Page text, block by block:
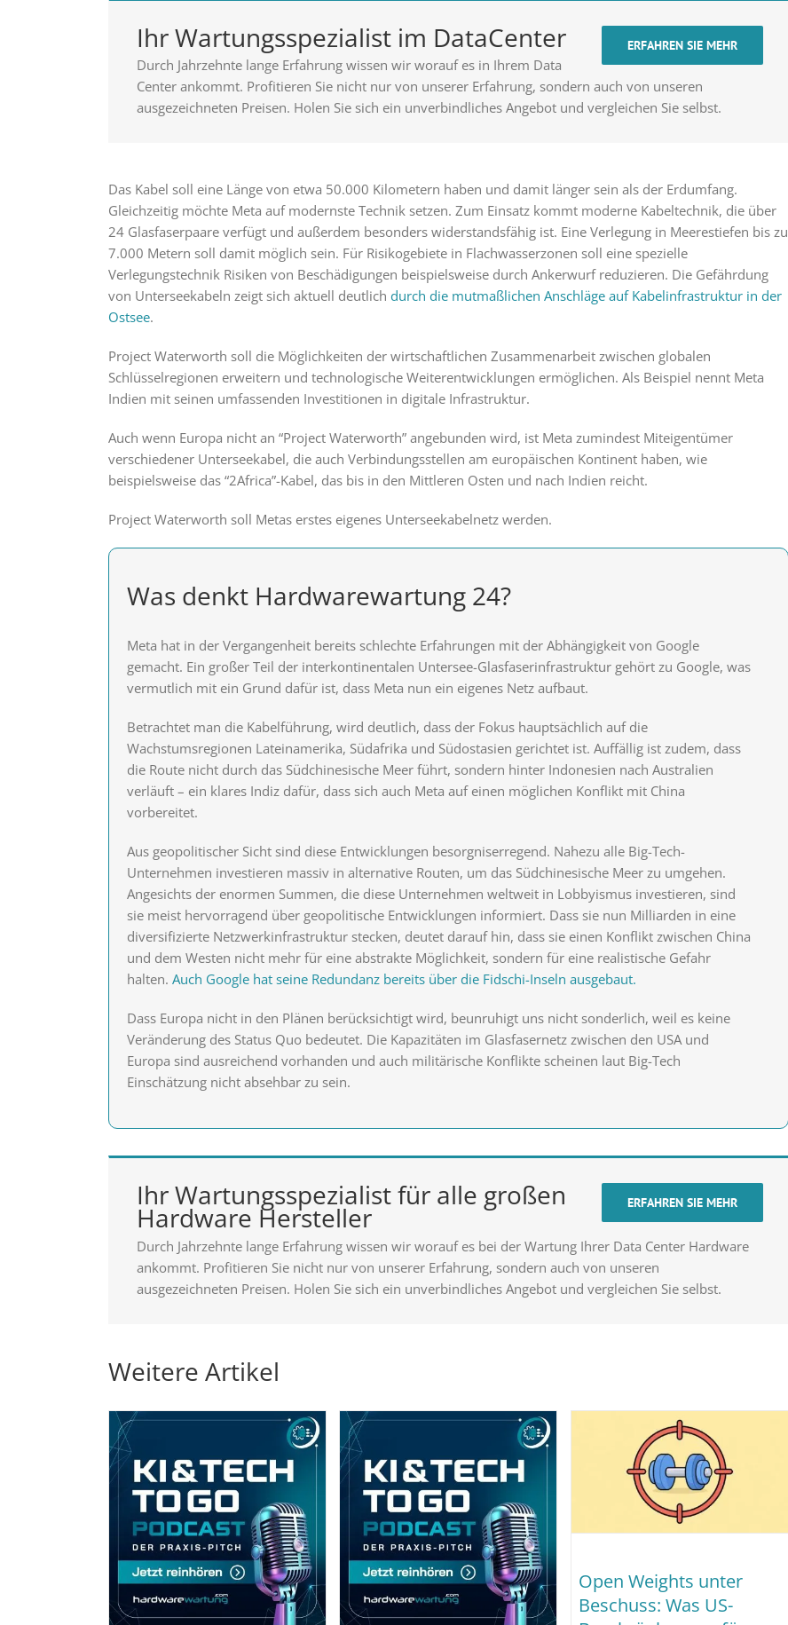
ERFAHREN SIE MEHR
Ihr Wartungsspezialist im DataCenter
Durch Jahrzehnte lange Erfahrung wissen wir worauf es in Ihrem Data
Center ankommt. Profitieren Sie nicht nur von unserer Erfahrung, sondern auch von unseren
ausgezeichneten Preisen. Holen Sie sich ein unverbindliches Angebot und vergleichen Sie selbst.
Das Kabel soll eine Länge von etwa 50.000 Kilometern haben und damit länger sein als der Erdumfang.
Gleichzeitig möchte Meta auf modernste Technik setzen. Zum Einsatz kommt moderne Kabeltechnik, die über
24 Glasfaserpaare verfügt und außerdem besonders widerstandsfähig ist. Eine Verlegung in Meerestiefen bis zu
7.000 Metern soll damit möglich sein. Für Risikogebiete in Flachwasserzonen soll eine spezielle
Verlegungstechnik Risiken von Beschädigungen beispielsweise durch Ankerwurf reduzieren. Die Gefährdung
von Unterseekabeln zeigt sich aktuell deutlich durch die mutmaßlichen Anschläge auf Kabelinfrastruktur in der
Ostsee.
Project Waterworth soll die Möglichkeiten der wirtschaftlichen Zusammenarbeit zwischen globalen
Schlüsselregionen erweitern und technologische Weiterentwicklungen ermöglichen. Als Beispiel nennt Meta
Indien mit seinen umfassenden Investitionen in digitale Infrastruktur.
Auch wenn Europa nicht an “Project Waterworth” angebunden wird, ist Meta zumindest Miteigentümer
verschiedener Unterseekabel, die auch Verbindungsstellen am europäischen Kontinent haben, wie
beispielsweise das “2Africa”-Kabel, das bis in den Mittleren Osten und nach Indien reicht.
Project Waterworth soll Metas erstes eigenes Unterseekabelnetz werden.
Was denkt Hardwarewartung 24?
Meta hat in der Vergangenheit bereits schlechte Erfahrungen mit der Abhängigkeit von Google
gemacht. Ein großer Teil der interkontinentalen Untersee-Glasfaserinfrastruktur gehört zu Google, was
vermutlich mit ein Grund dafür ist, dass Meta nun ein eigenes Netz aufbaut.
Betrachtet man die Kabelführung, wird deutlich, dass der Fokus hauptsächlich auf die
Wachstumsregionen Lateinamerika, Südafrika und Südostasien gerichtet ist. Auffällig ist zudem, dass
die Route nicht durch das Südchinesische Meer führt, sondern hinter Indonesien nach Australien
verläuft – ein klares Indiz dafür, dass sich auch Meta auf einen möglichen Konflikt mit China
vorbereitet.
Aus geopolitischer Sicht sind diese Entwicklungen besorgniserregend. Nahezu alle Big-Tech-
Unternehmen investieren massiv in alternative Routen, um das Südchinesische Meer zu umgehen.
Angesichts der enormen Summen, die diese Unternehmen weltweit in Lobbyismus investieren, sind
sie meist hervorragend über geopolitische Entwicklungen informiert. Dass sie nun Milliarden in eine
diversifizierte Netzwerkinfrastruktur stecken, deutet darauf hin, dass sie einen Konflikt zwischen China
und dem Westen nicht mehr für eine abstrakte Möglichkeit, sondern für eine realistische Gefahr
halten. Auch Google hat seine Redundanz bereits über die Fidschi-Inseln ausgebaut.
Dass Europa nicht in den Plänen berücksichtigt wird, beunruhigt uns nicht sonderlich, weil es keine
Veränderung des Status Quo bedeutet. Die Kapazitäten im Glasfasernetz zwischen den USA und
Europa sind ausreichend vorhanden und auch militärische Konflikte scheinen laut Big-Tech
Einschätzung nicht absehbar zu sein.
ERFAHREN SIE MEHR
Ihr Wartungsspezialist für alle großen
Hardware Hersteller
Durch Jahrzehnte lange Erfahrung wissen wir worauf es bei der Wartung Ihrer Data Center Hardware
ankommt. Profitieren Sie nicht nur von unserer Erfahrung, sondern auch von unseren
ausgezeichneten Preisen. Holen Sie sich ein unverbindliches Angebot und vergleichen Sie selbst.
Weitere Artikel
Open Weights unter
Beschuss: Was US-